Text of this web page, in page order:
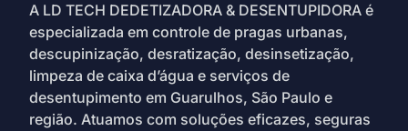
A LD TECH DEDETIZADORA & DESENTUPIDORA é
especializada em controle de pragas urbanas,
descupinização, desratização, desinsetização,
limpeza de caixa d’água e serviços de
desentupimento em Guarulhos, São Paulo e
região. Atuamos com soluções eficazes, seguras